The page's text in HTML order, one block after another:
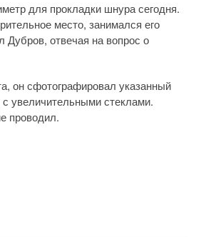
для прокладки шнура сегодня.
место, занимался его
Дубров, отвечая на вопрос о
он сфотографировал указанный
увеличительными стеклами.
проводил.